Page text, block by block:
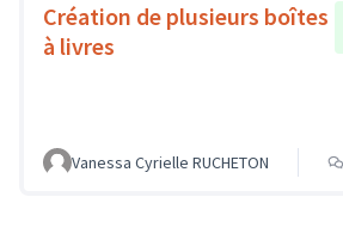
Création de plusieurs boîtes
à livres
Vanessa Cyrielle RUCHETON